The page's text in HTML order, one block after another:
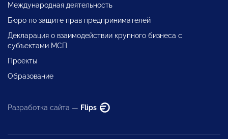
Международная деятельность
Бюро по защите прав предпринимателей
Декларация о взаимодействии крупного бизнеса с
субъектами МСП
Проекты
Образование
Разработка сайта — Flips